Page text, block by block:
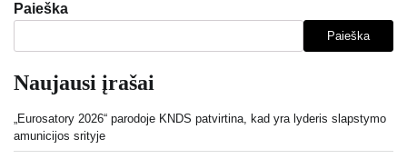
Paieška
Paieška
Naujausi įrašai
„Eurosatory 2026“ parodoje KNDS patvirtina, kad yra lyderis slapstymo
amunicijos srityje